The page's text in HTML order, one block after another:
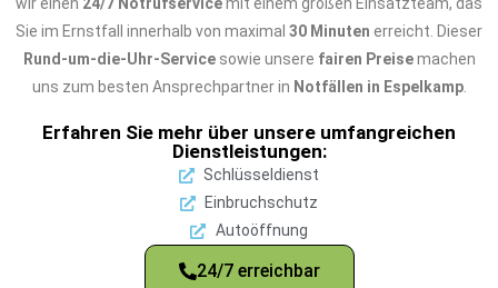
Sie im Ernstfall innerhalb von maximal 30 Minuten erreicht. Dieser
Rund-um-die-Uhr-Servicesowie unsere fairen Preisemachen
uns zum besten Ansprechpartner in Notfällen in Espelkamp.
Erfahren Sie mehr über unsere umfangreichen
Dienstleistungen:
Schlüsseldienst
Einbruchschutz
Autoöffnung
24/7 erreichbar